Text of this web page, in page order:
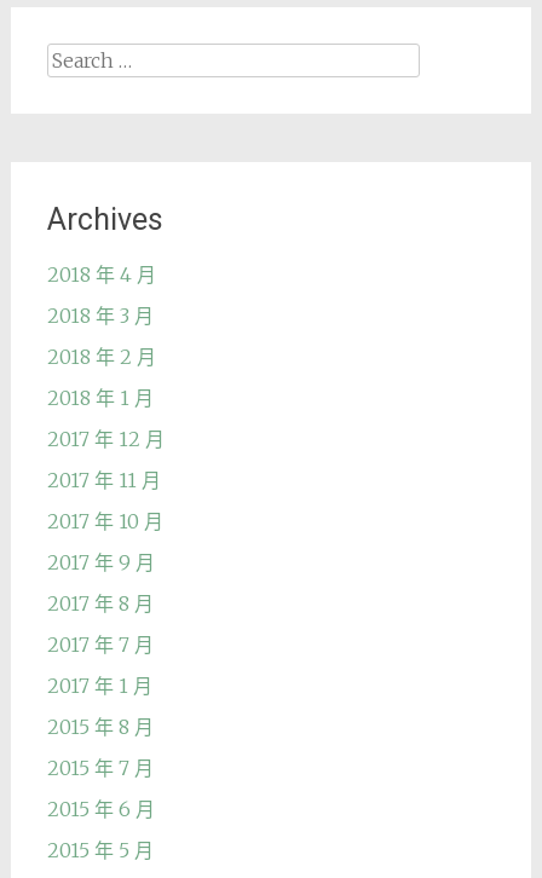
Search
Archives
2018 年 4 月
2018 年 3 月
2018 年 2 月
2018 年 1 月
2017 年 12 月
2017 年 11 月
2017 年 10 月
2017 年 9 月
2017 年 8 月
2017 年 7 月
2017 年 1 月
2015 年 8 月
2015 年 7 月
2015 年 6 月
2015 年 5 月